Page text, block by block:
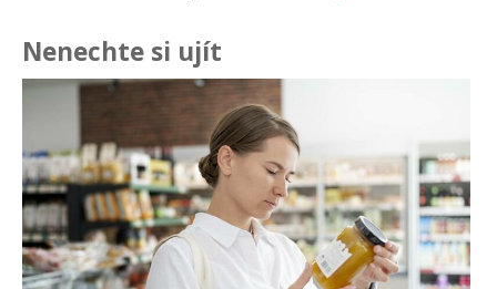
Nenechte si ujít